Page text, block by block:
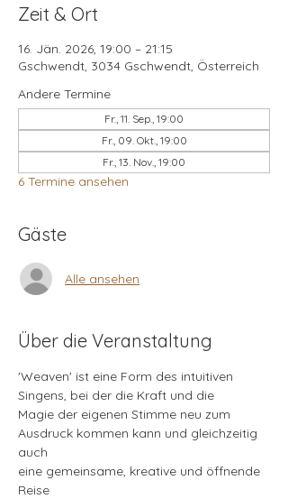
Zeit & Ort
16. Jän. 2026, 19:00 – 21:15
Gschwendt, 3034 Gschwendt, Österreich
Andere Termine
Fr., 11. Sep., 19:00
Fr., 09. Okt., 19:00
Fr., 13. Nov., 19:00
6 Termine ansehen
Gäste
Alle ansehen
Über die Veranstaltung
'Weaven' ist eine Form des intuitiven
Singens, bei der die Kraft und die
Magie der eigenen Stimme neu zum
Ausdruck kommen kann und gleichzeitig
auch
eine gemeinsame, kreative und öffnende
Reise